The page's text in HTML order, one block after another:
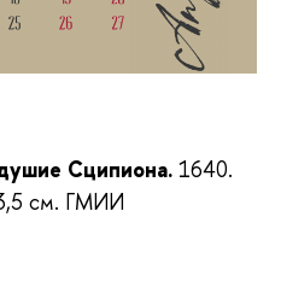
Сципиона. 1640.
см. ГМИИ